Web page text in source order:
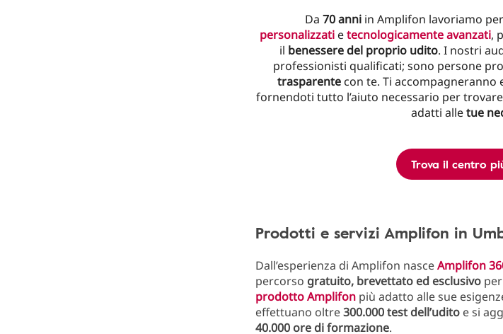
Da 70 anni in Amplifon lavoriamo
personalizzatietecnologicamente avanzati,
il benessere del proprio udito. I nostri
professionisti qualificati; sono persone
trasparente con te. Ti accompagneranno
fornendoti tutto l’aiuto necessario per
adatti alletue
Trova il centro
Prodotti e servizi Amplifon in
Dall’esperienza di Amplifon nasceAmplifon
percorso gratuito, brevettato ed esclusivo
prodotto Amplifon più adatto alle sue
effettuano oltre300.000 test dell’udito e si
40.000 ore diformazione.